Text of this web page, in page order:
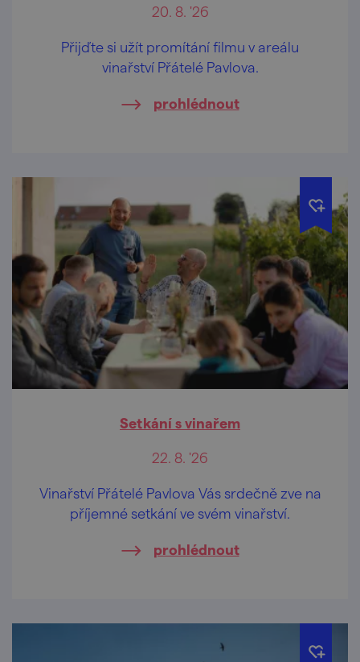
20. 8. '26
Přijďte si užít promítání filmu v areálu
vinařství Přátelé Pavlova.
prohlédnout
Setkání s vinařem
22. 8. '26
Vinařství Přátelé Pavlova Vás srdečně zve na
příjemné setkání ve svém vinařství.
prohlédnout